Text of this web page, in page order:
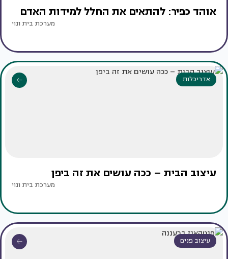
אוהד כפיר: להתאים את החלל למידות האדם
מערכת בית ונוי
אדריכלות
עיצוב הבית – ככה עושים את זה ביפן
מערכת בית ונוי
עיצוב פנים